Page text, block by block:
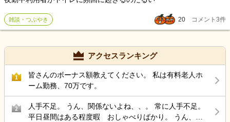
も早く義父義母との縁を切りたい。彼らは結婚式からの悪縁です。
雑談・つぶやき 20 コメント 3件
アクセスランキング
1
皆さんのボーナス額教えてください。 私は有料老人ホ
ーム勤務、70万です。
2
人手不足。 うん、関係ないよね、、。 常に人手不足。
平日昼間はある程度暇 おしゃべりばかり。 うん、辞